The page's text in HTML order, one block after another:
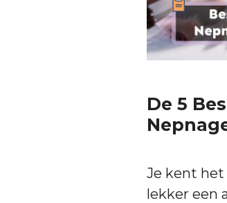
De 5
Je kent
lekker een